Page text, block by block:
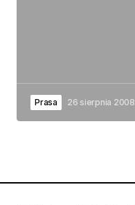
Prasa 26 sierpnia 2008